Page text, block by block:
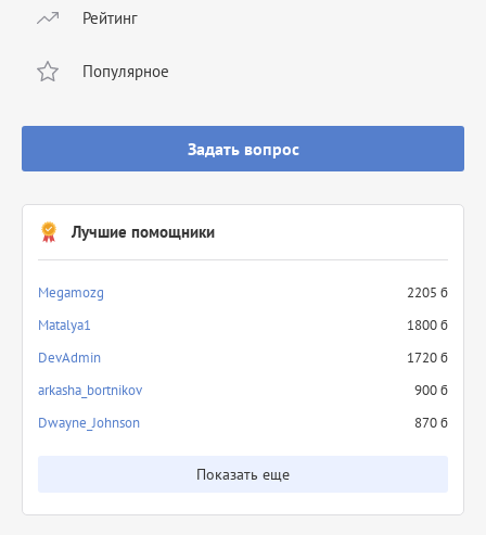
Рейтинг
Популярное
Задать вопрос
Лучшие помощники
Megamozg
2205 б
Matalya1
1800 б
DevAdmin
1720 б
arkasha_bortnikov
900 б
Dwayne_Johnson
870 б
Показать еще